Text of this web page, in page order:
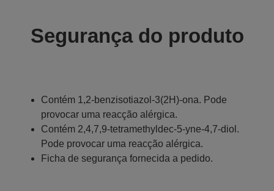
Segurança do produto
Contém 1,2-benzisotiazol-3(2H)-ona. Pode
provocar uma reacção alérgica.
Contém 2,4,7,9-tetramethyldec-5-yne-4,7-diol.
Pode provocar uma reacção alérgica.
Ficha de segurança fornecida a pedido.